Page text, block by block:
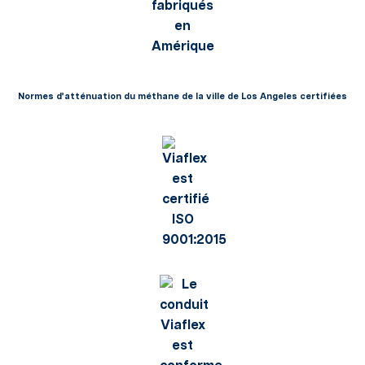
Normes d’atténuation du méthane de la ville de Los Angeles certifiées